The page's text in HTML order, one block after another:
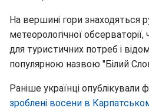
На вершині гори знаходяться
метеорологічної
для туристичних потреб і
популярною назвою "Білий
Раніше українці опублікували
зроблені восени в